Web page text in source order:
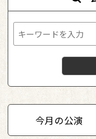
今月の公演